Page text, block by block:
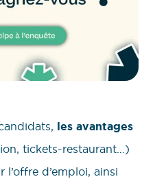
les avantages
tickets-restaurant…)
d’emploi, ainsi